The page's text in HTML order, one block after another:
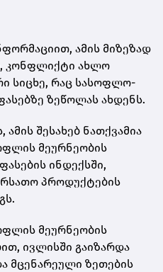
ამის მიზეზად
კონფლიქტი ახლო
სიცხე, რაც სასოფლო-
ზეწოლას ახდენს.
შესახებ ნათქვამია
მეურნეობის
ინდექსში,
პროდუქტების
მეურნეობის
ივლისში გაიზარდა
მცენარეული ზეთების